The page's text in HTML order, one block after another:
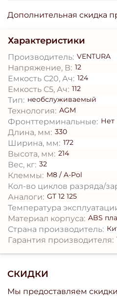
Дополнительная скидка
СКИДКИ
Мы предоставляем
Характеристики
Производитель: VENTURA
Напряжение, В: 12
Емкость С20, Ач: 124
Емкость C5, Ач: 112
Тип: необслуживаемый
Технология: AGM
Фронттерминальные: Нет
Длина, мм: 330
Ширина, мм: 172
Высота, мм: 214
Вес, кг: 32
Клеммы: M8 / A-Pol
Кол-во циклов разряда/
Аналоги: GT 12 125
Температура
Материал корпуса: ABS
Страна производитель:
Гарантия производителя: